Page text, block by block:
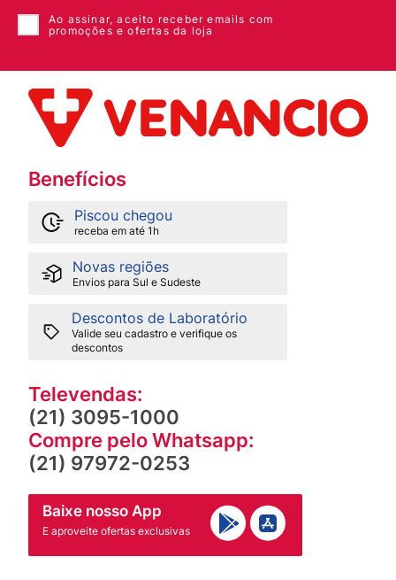
Ao assinar, aceito receber emails com
promoções e ofertas da loja
Benefícios
Piscou chegou
receba em até 1h
Novas regiões
Envios para Sul e Sudeste
Descontos de Laboratório
Valide seu cadastro e verifique os
descontos
Televendas:
(21) 3095-1000
Compre pelo Whatsapp:
(21) 97972-0253
Baixe nosso App
E aproveite ofertas exclusivas